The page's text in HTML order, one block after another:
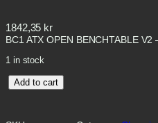
1842,35 kr
BC1 ATX OPEN BENCHTABLE V2
1 in stock
B
C
Add to cart